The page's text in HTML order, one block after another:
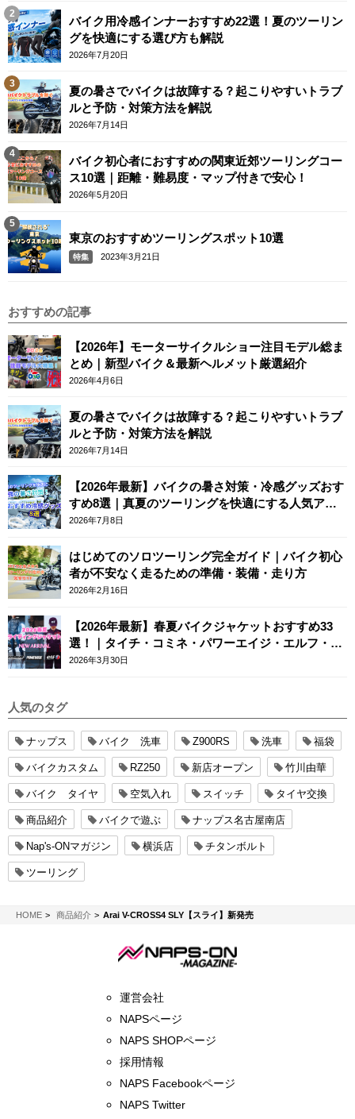
バイク用冷感インナーおすすめ22選！夏のツーリン
グを快適にする選び方も解説
2026年7月20日
夏の暑さでバイクは故障する？起こりやすいトラブ
ルと予防・対策方法を解説
2026年7月14日
バイク初心者におすすめの関東近郊ツーリングコー
ス10選｜距離・難易度・マップ付きで安心！
2026年5月20日
東京のおすすめツーリングスポット10選
特集 2023年3月21日
おすすめの記事
【2026年】モーターサイクルショー注目モデル総ま
とめ｜新型バイク＆最新ヘルメット厳選紹介
2026年4月6日
夏の暑さでバイクは故障する？起こりやすいトラブ
ルと予防・対策方法を解説
2026年7月14日
【2026年最新】バイクの暑さ対策・冷感グッズおす
すめ8選｜真夏のツーリングを快適にする人気アイ
テム
2026年7月8日
はじめてのソロツーリング完全ガイド｜バイク初心
者が不安なく走るための準備・装備・走り方
2026年2月16日
【2026年最新】春夏バイクジャケットおすすめ33
選！｜タイチ・コミネ・パワーエイジ・エルフ・エ
ースカフェロンドン
2026年3月30日
人気のタグ
ナップス バイク 洗車 Z900RS 洗車 福袋
バイクカスタム RZ250 新店オープン 竹川由華
バイク タイヤ 空気入れ スイッチ タイヤ交換
商品紹介 バイクで遊ぶ ナップス名古屋南店
Nap's-ONマガジン 横浜店 チタンボルト
ツーリング
HOMENAPS-ON マガジン
商品紹介 Arai V-CROSS4 SLY【スライ】新発売
運営会社
NAPSページ
NAPS SHOPページ
採用情報
NAPS Facebookページ
NAPS Twitter